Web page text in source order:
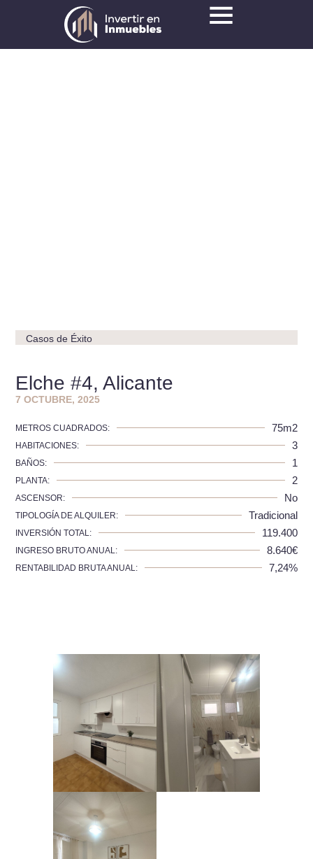
Casos de Éxito
Elche #4, Alicante
7 OCTUBRE, 2025
METROS CUADRADOS: 75m2
HABITACIONES: 3
BAÑOS: 1
PLANTA: 2
ASCENSOR: No
TIPOLOGÍA DE ALQUILER: Tradicional
INVERSIÓN TOTAL: 119.400
INGRESO BRUTO ANUAL: 8.640€
RENTABILIDAD BRUTA ANUAL: 7,24%